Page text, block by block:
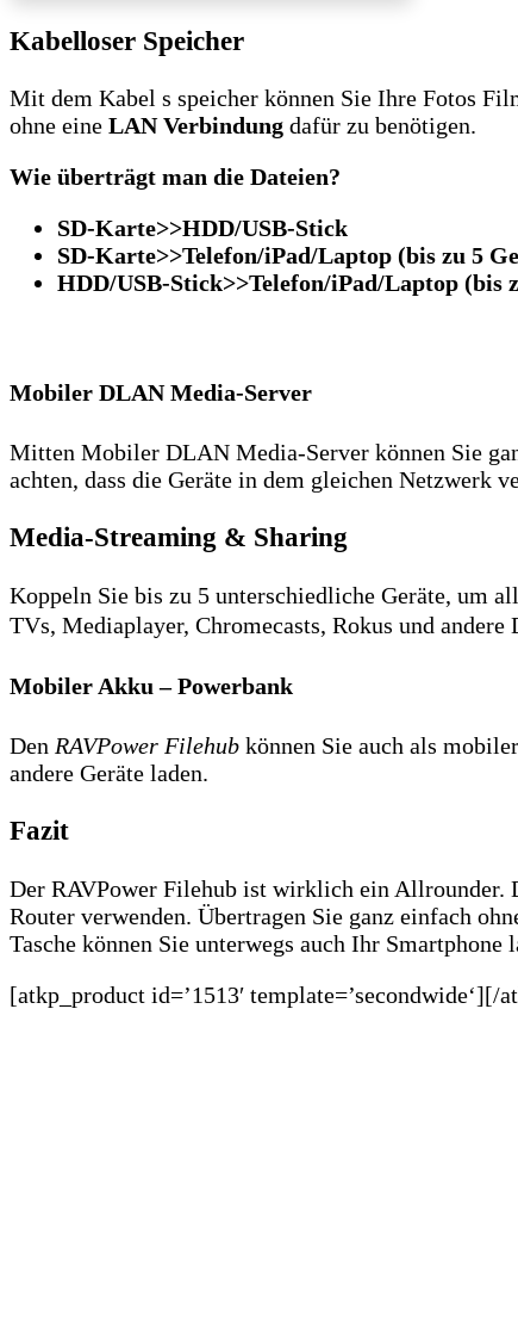
Kabelloser Speicher
Mit dem Kabel s speicher können Sie Ihre Fotos
ohne eine LAN Verbindung dafür zu benötigen.
Wie überträgt man die Dateien?
SD-Karte>>HDD/USB-Stick
SD-Karte>>Telefon/iPad/Laptop (bis zu 5
HDD/USB-Stick>>Telefon/iPad/Laptop (bis
Mobiler DLAN Media-Server
Mitten Mobiler DLAN Media-Server können Sie
achten, dass die Geräte in dem gleichen Netzwerk
Media-Streaming & Sharing
Koppeln Sie bis zu 5 unterschiedliche Geräte, um
TVs, Mediaplayer, Chromecasts, Rokus und
Mobiler Akku – Powerbank
Den RAVPower Filehub können Sie auch als
andere Geräte laden.
Fazit
Der RAVPower Filehub ist wirklich ein Allrounder.
Router verwenden. Übertragen Sie ganz einfach
Tasche können Sie unterwegs auch Ihr
[atkp_product id=’1513′ template=’secondwide‘][/